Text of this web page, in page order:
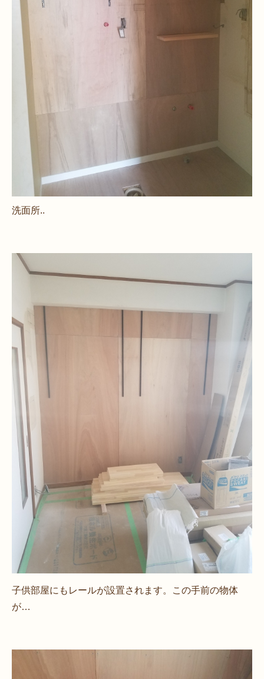
洗面所..
子供部屋にもレールが設置されます。この手前の物体
が…